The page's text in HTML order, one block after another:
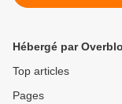
Hébergé par
Top articles
Pages